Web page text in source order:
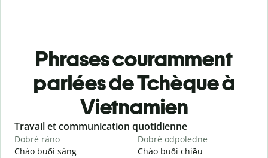
Phrases couramment
parlées de Tchèque à
Vietnamien
Slide 1 of 6
Travail et communication quotidienne
Dobré ráno
Chào buổi sáng
Dobré odpoledne
Chào buổi chiều